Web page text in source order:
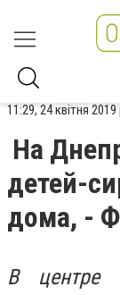
11:29, 24 квітня 2019
На
детей-
дома, -
В центре